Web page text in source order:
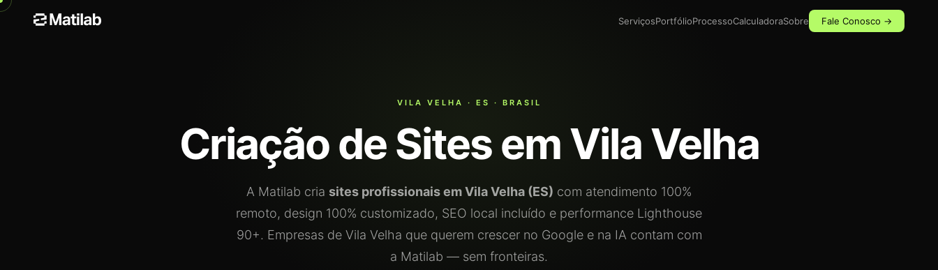
ServiçosPortfólioProcessoCalculadoraSobre Fale Conosco →
VILA VELHA · ES · BRASIL
Criação de Sites em Vila Velha
A Matilab cria sites profissionais em Vila Velha (ES) com atendimento 100%
remoto, design 100% customizado, SEO local incluído e performance Lighthouse
90+. Empresas de Vila Velha que querem crescer no Google e na IA contam com
a Matilab — sem fronteiras.